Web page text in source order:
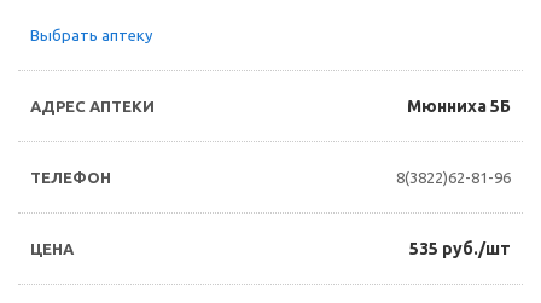
Выбрать аптеку
Мюнниха 5Б
8(3822)62-81-96
535 руб./шт